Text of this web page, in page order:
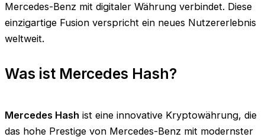
Mercedes-Benz mit digitaler Währung verbindet. Diese
einzigartige Fusion verspricht ein neues Nutzererlebnis
weltweit.
Was ist Mercedes Hash?
Mercedes Hash ist eine innovative Kryptowährung, die
das hohe Prestige von Mercedes-Benz mit modernster